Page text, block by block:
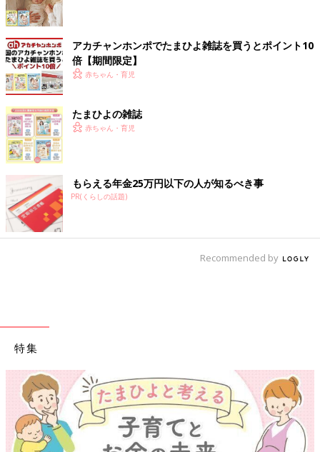
アカチャンホンポでたまひよ雑誌を買うとポイント10
倍【期間限定】
赤ちゃん・育児
たまひよの雑誌
赤ちゃん・育児
もらえる年金25万円以下の人が知るべき事
PR(くらしの話題)
Recommended by
特集
【ワクチン接種できるものも